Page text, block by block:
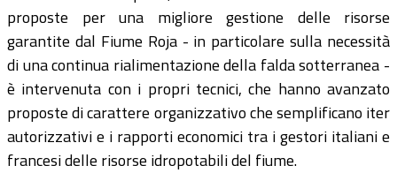
proposte per una migliore gestione delle risorse
garantite dal Fiume Roja - in particolare sulla necessità
di una continua rialimentazione della falda sotterranea -
è intervenuta con i propri tecnici, che hanno avanzato
proposte di carattere organizzativo che semplificano iter
autorizzativi e i rapporti economici tra i gestori italiani e
francesi delle risorse idropotabili del fiume.